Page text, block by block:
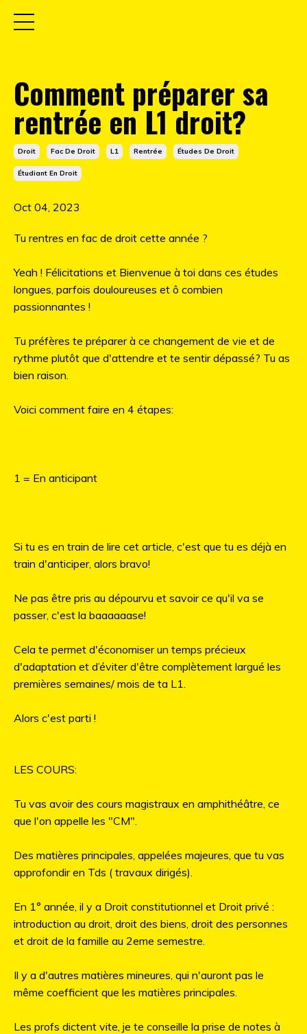
Comment préparer sa
rentrée en L1 droit?
Droit Fac De Droit L1 Rentrée Études De Droit
Étudiant En Droit
Oct 04, 2023
Tu rentres en fac de droit cette année ?
Yeah ! Félicitations et Bienvenue à toi dans ces études
longues, parfois douloureuses et ô combien
passionnantes !
Tu préfères te préparer à ce changement de vie et de
rythme plutôt que d'attendre et te sentir dépassé? Tu as
bien raison.
Voici comment faire en 4 étapes:
1 = En anticipant
Si tu es en train de lire cet article, c'est que tu es déjà en
train d'anticiper, alors bravo!
Ne pas être pris au dépourvu et savoir ce qu'il va se
passer, c'est la baaaaaase!
Cela te permet d'économiser un temps précieux
d'adaptation et d’éviter d'être complètement largué les
premières semaines/ mois de ta L1.
Alors c'est parti !
LES COURS:
Tu vas avoir des cours magistraux en amphithéâtre, ce
que l'on appelle les "CM".
Des matières principales, appelées majeures, que tu vas
approfondir en Tds ( travaux dirigés).
En 1° année, il y a Droit constitutionnel et Droit privé :
introduction au droit, droit des biens, droit des personnes
et droit de la famille au 2eme semestre.
Il y a d'autres matières mineures, qui n'auront pas le
même coefficient que les matières principales.
Les profs dictent vite, je te conseille la prise de notes à